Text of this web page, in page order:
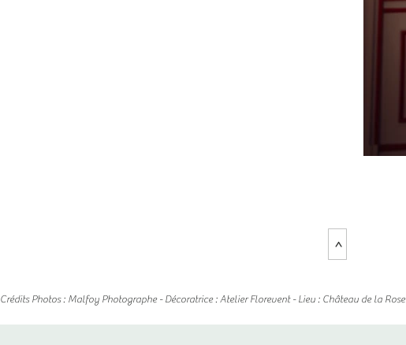
>
Crédits Photos : Malfoy Photographe - Décoratrice : Atelier Florevent - Lieu : Château de la Rose